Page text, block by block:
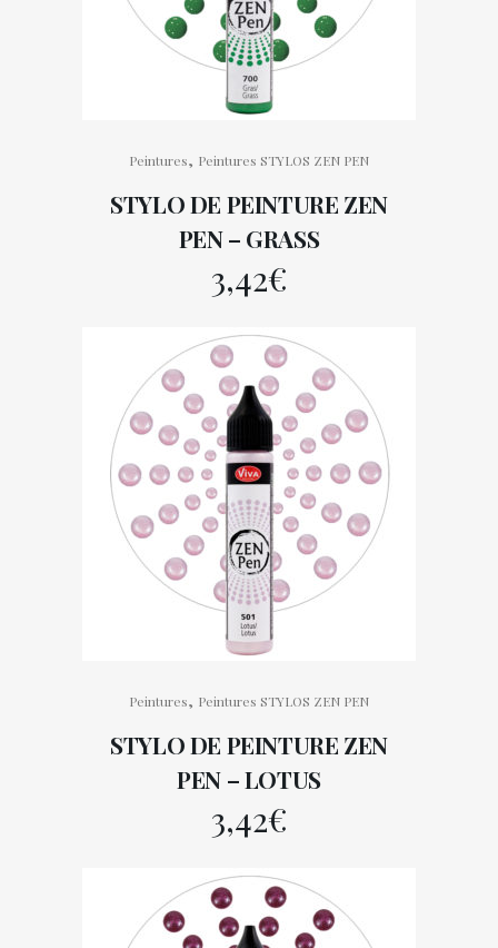
Peintures, Peintures STYLOS ZEN PEN
STYLO DE PEINTURE ZEN
PEN – GRASS
3,42€
Peintures, Peintures STYLOS ZEN PEN
STYLO DE PEINTURE ZEN
PEN – LOTUS
3,42€